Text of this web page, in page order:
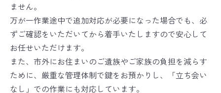
ません。
万が一作業途中で追加対応が必要になった場合でも、必
ずご確認をいただいてから着手いたしますので安心して
お任せいただけます。
また、市外にお住まいのご遺族やご家族の負担を減らす
ために、厳重な管理体制で鍵をお預かりし、「立ち会い
なし」での作業にも対応しています。